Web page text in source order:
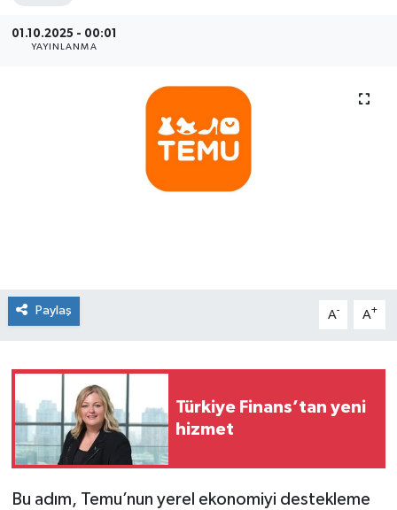
01.10.2025 - 00:01
YAYINLANMA
Paylaş A- A+
Türkiye Finans’tan yeni
hizmet
Bu adım, Temu’nun yerel ekonomiyi destekleme
OSB